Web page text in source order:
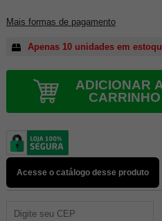
Mais formas de pagamento
Apenas 10 unidades em
ADICIONAR
CARRINHO
Acesse o catálogo desse produto